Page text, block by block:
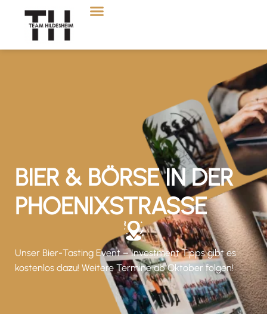
BIER & BÖRSE IN DER
PHOENIXSTRASSE
Unser Bier-Tasting Event – Investment Tipps gibt es
kostenlos dazu! Weitere Termine ab Oktober folgen!